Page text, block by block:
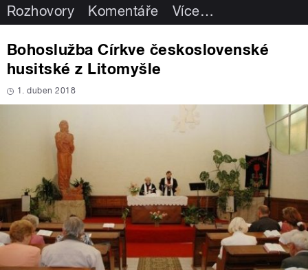
Rozhovory Komentáře Více…
Bohoslužba Církve československé
husitské z Litomyšle
1. duben 2018